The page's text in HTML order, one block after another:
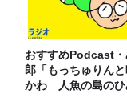
おすすめPodcast
郎「もっちゅりん
かわ 人魚の島のひ